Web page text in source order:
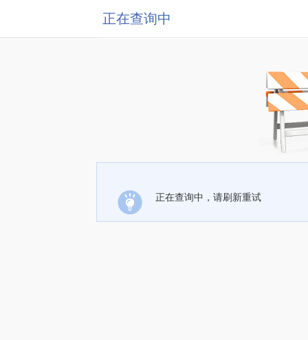
正在查询中
正在查询中，请刷新重试